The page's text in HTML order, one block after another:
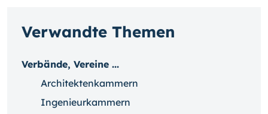
Verwandte Themen
Verbände, Vereine ...
Architektenkammern
Ingenieurkammern